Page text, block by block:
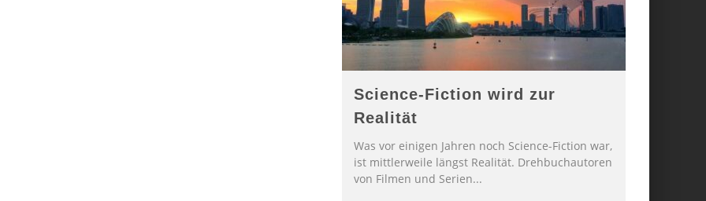
Science-Fiction wird zur
Realität
Was vor einigen Jahren noch Science-Fiction war,
ist mittlerweile längst Realität. Drehbuchautoren
von Filmen und Serien...